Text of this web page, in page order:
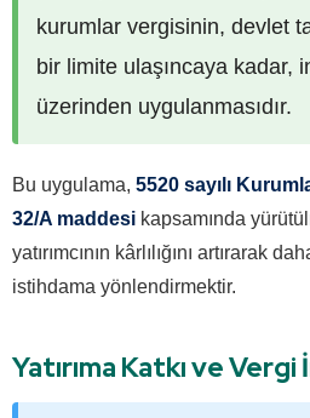
kurumlar vergisinin, devlet
bir limite ulaşıncaya kadar,
üzerinden uygulanmasıdır.
Bu uygulama, 5520 sayılı
32/A maddesi kapsamında
yatırımcının kârlılığını artırarak
istihdama yönlendirmektir.
Yatırıma Katkı ve Vergi